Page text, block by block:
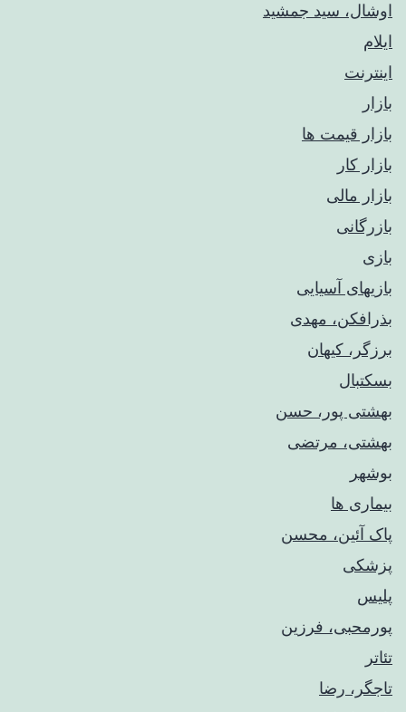
اوشال، سید جمشید
ایلام
اینترنت
بازار
بازار قیمت ها
بازار کار
بازار مالی
بازرگانی
بازی
بازیهای آسیایی
بذرافکن، مهدی
برزگر، کیهان
بسکتبال
بهشتی پور، حسن
بهشتی، مرتضی
بوشهر
بیماری ها
پاک آئین، محسن
پزشکی
پلیس
پورمحبی، فرزین
تئاتر
تاجگر، رضا